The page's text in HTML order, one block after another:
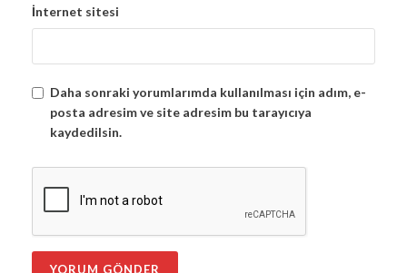
İnternet sitesi
Daha sonraki yorumlarımda kullanılması için adım, e-
posta adresim ve site adresim bu tarayıcıya
kaydedilsin.